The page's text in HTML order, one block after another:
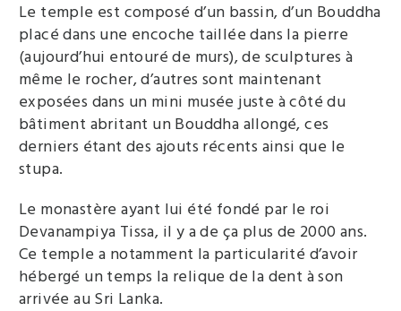
Le temple est composé d’un bassin, d’un Bouddha
placé dans une encoche taillée dans la pierre
(aujourd’hui entouré de murs), de sculptures à
même le rocher, d’autres sont maintenant
exposées dans un mini musée juste à côté du
bâtiment abritant un Bouddha allongé, ces
derniers étant des ajouts récents ainsi que le
stupa.
Le monastère ayant lui été fondé par le roi
Devanampiya Tissa, il y a de ça plus de 2000 ans.
Ce temple a notamment la particularité d’avoir
hébergé un temps la relique de la dent à son
arrivée au Sri Lanka.